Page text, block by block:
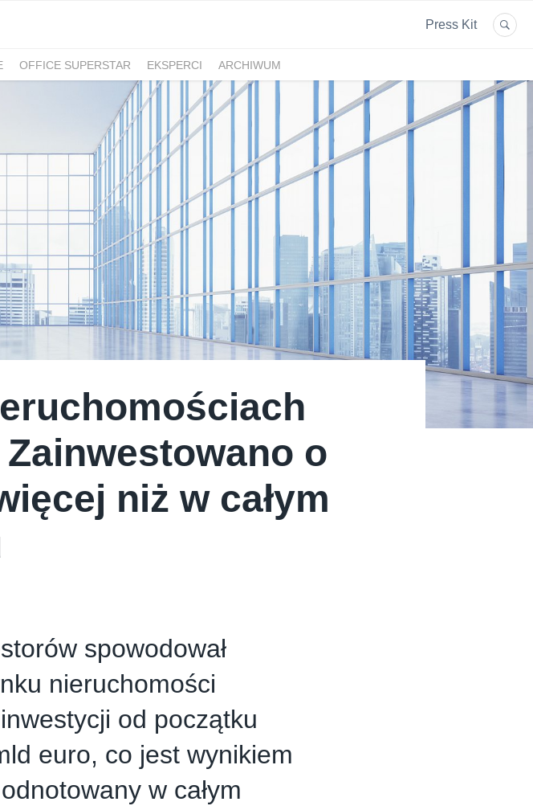
Press Kit
OFFICE SUPERSTAR EKSPERCI ARCHIWUM
o
niż w całym
spowodował
nieruchomości
od początku
euro, co jest wynikiem
w całym